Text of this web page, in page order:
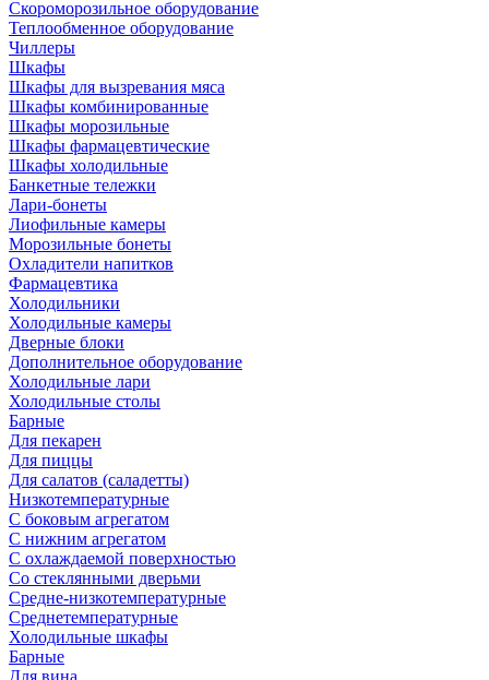
Скороморозильное оборудование
Теплообменное оборудование
Чиллеры
Шкафы
Шкафы для вызревания мяса
Шкафы комбинированные
Шкафы морозильные
Шкафы фармацевтические
Шкафы холодильные
Банкетные тележки
Лари-бонеты
Лиофильные камеры
Морозильные бонеты
Охладители напитков
Фармацевтика
Холодильники
Холодильные камеры
Дверные блоки
Дополнительное оборудование
Холодильные лари
Холодильные столы
Барные
Для пекарен
Для пиццы
Для салатов (саладетты)
Низкотемпературные
С боковым агрегатом
С нижним агрегатом
С охлаждаемой поверхностью
Со стеклянными дверьми
Средне-низкотемпературные
Среднетемпературные
Холодильные шкафы
Барные
Для вина